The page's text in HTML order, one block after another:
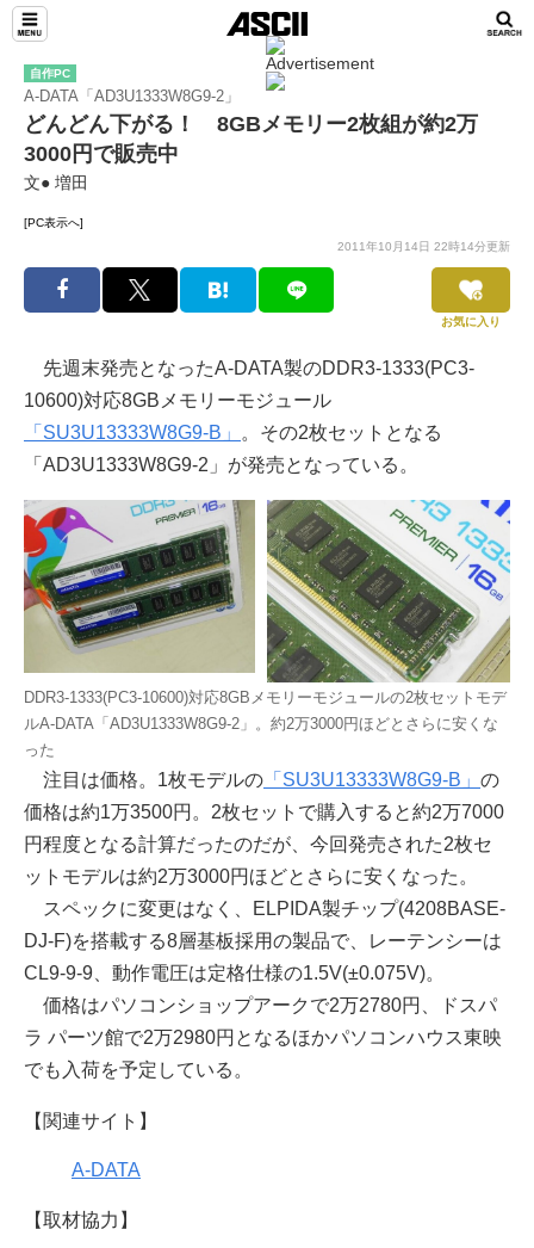
自作PC
A-DATA「AD3U1333W8G9-2」
どんどん下がる！ 8GBメモリー2枚組が約2万
3000円で販売中
文● 増田
[PC表示へ]
2011年10月14日 22時14分更新
お気に入り
先週末発売となったA-DATA製のDDR3-1333(PC3-
10600)対応8GBメモリーモジュール
「SU3U13333W8G9-B」
。その2枚セットとなる
「AD3U1333W8G9-2」が発売となっている。
DDR3-1333(PC3-10600)対応8GBメモリーモジュールの2枚セットモデ
ルA-DATA「AD3U1333W8G9-2」。約2万3000円ほどとさらに安くな
った
注目は価格。1枚モデルの 「SU3U13333W8G9-B」 の
価格は約1万3500円。2枚セットで購入すると約2万7000
円程度となる計算だったのだが、今回発売された2枚セ
ットモデルは約2万3000円ほどとさらに安くなった。
スペックに変更はなく、ELPIDA製チップ(4208BASE-
DJ-F)を搭載する8層基板採用の製品で、レーテンシーは
CL9-9-9、動作電圧は定格仕様の1.5V(±0.075V)。
価格はパソコンショップアークで2万2780円、ドスパ
ラ パーツ館で2万2980円となるほかパソコンハウス東映
でも入荷を予定している。
【関連サイト】
A-DATA
【取材協力】